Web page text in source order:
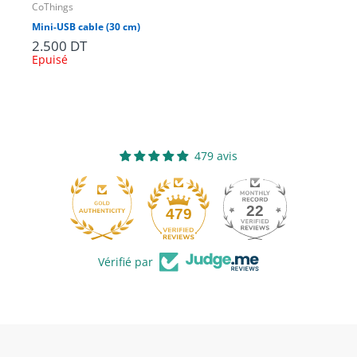
CoThings
Mini-USB cable (30 cm)
2.500 DT
Epuisé
479 avis
479 22
Vérifié par